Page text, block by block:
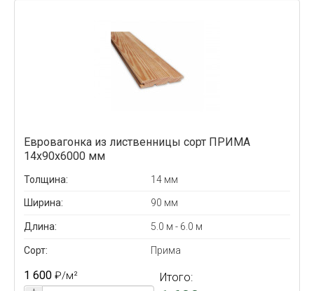
Евровагонка из лиственницы сорт ПРИМА
14x90x6000 мм
Толщина: 14 мм
Ширина: 90 мм
Длина: 5.0 м - 6.0 м
Сорт: Прима
1 600 ₽/м² Итого: